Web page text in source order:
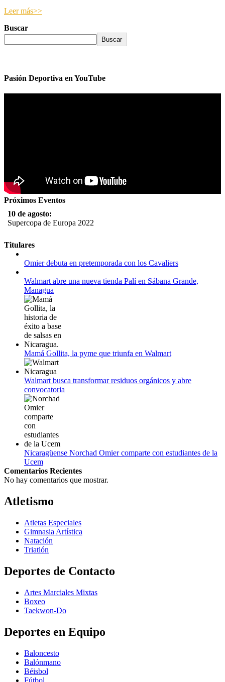
Leer más>>
Buscar
Buscar
Pasión Deportiva en YouTube
Próximos Eventos
10 de agosto:
Supercopa de Europa 2022
11 al 21 de agosto:
Campeonato Europeo de Natación 2022
12 de agosto:
Empieza La Liga 2022-2023
Titulares
Omier debuta en pretemporada con los Cavaliers
Walmart abre una nueva tienda Palí en Sábana Grande,
Managua
Mamá Gollita, la pyme que triunfa en Walmart
Walmart busca transformar residuos orgánicos y abre
convocatoria
Nicaragüense Norchad Omier comparte con estudiantes de la
Ucem
Comentarios Recientes
No hay comentarios que mostrar.
Atletismo
Atletas Especiales
Gimnasia Artística
Natación​
Triatlón​
Deportes de Contacto
Artes Marciales Mixtas
Boxeo
Taekwon-Do
Deportes en Equipo
Baloncesto
Balónmano
Béisbol
Fútbol